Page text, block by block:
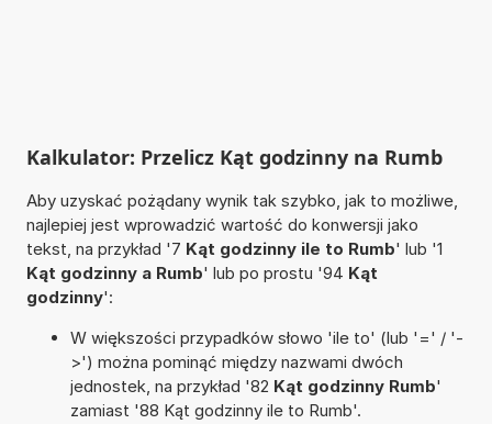
Kalkulator: Przelicz Kąt godzinny na Rumb
Aby uzyskać pożądany wynik tak szybko, jak to możliwe,
najlepiej jest wprowadzić wartość do konwersji jako
tekst, na przykład '7 Kąt godzinny ile to Rumb' lub '1
Kąt godzinny a Rumb' lub po prostu '94 Kąt
godzinny':
W większości przypadków słowo 'ile to' (lub '=' / '-
>') można pominąć między nazwami dwóch
jednostek, na przykład '82 Kąt godzinny Rumb'
zamiast '88 Kąt godzinny ile to Rumb'.